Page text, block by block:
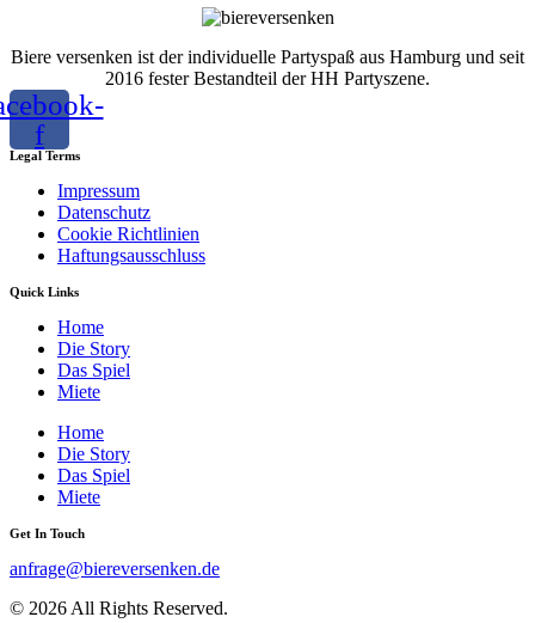
Biere versenken ist der individuelle Partyspaß aus Hamburg und seit
2016 fester Bestandteil der HH Partyszene.
f
Legal Terms
Impressum
Datenschutz
Cookie Richtlinien
Haftungsausschluss
Quick Links
Home
Die Story
Das Spiel
Miete
Home
Die Story
Das Spiel
Miete
Get In Touch
anfrage@biereversenken.de
© 2026 All Rights Reserved.